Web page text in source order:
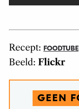
Recept: FOODTUBE
Beeld: Flickr
GEEN